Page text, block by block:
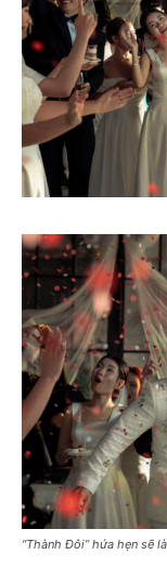
“Thành Đôi” hứa hẹn sẽ